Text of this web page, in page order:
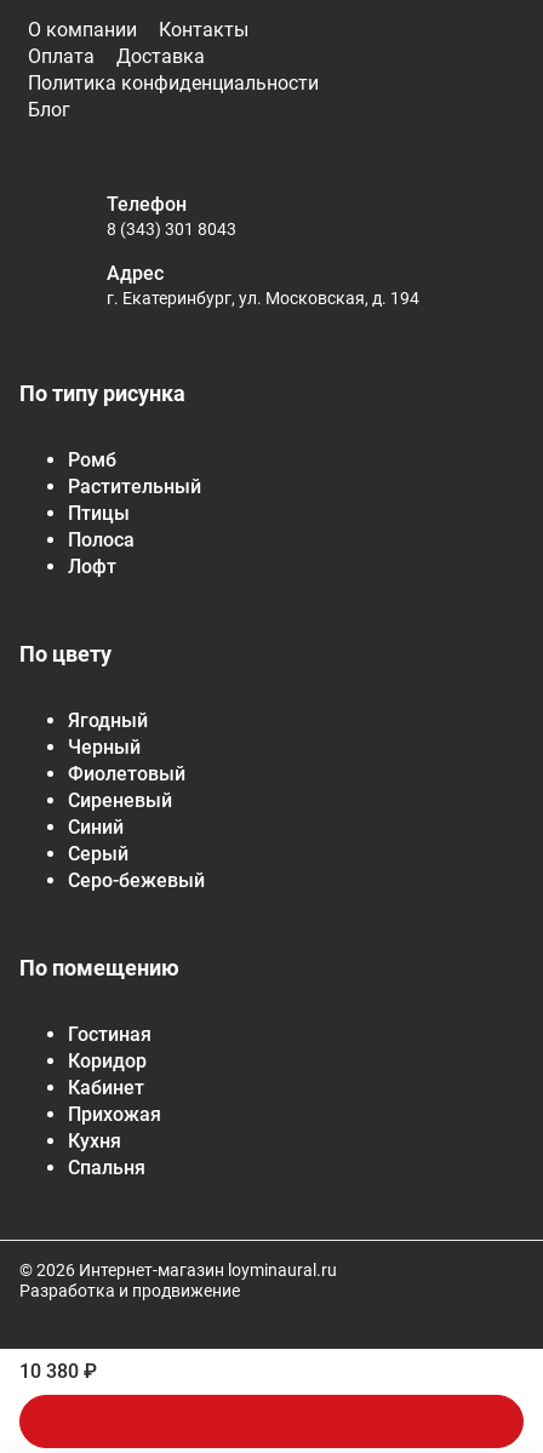
10 380 ₽
О компании
Контакты
Оплата
Доставка
Политика конфиденциальности
Блог
По типу рисунка
Ромб
Растительный
Птицы
Полоса
Лофт
По цвету
Ягодный
Черный
Фиолетовый
Сиреневый
Синий
Серый
Серо-бежевый
По помещению
Гостиная
Коридор
Кабинет
Прихожая
Кухня
Спальня
Телефон
8 (343) 301 8043
Адрес
г. Екатеринбург, ул. Московская, д. 194
© 2026 Интернет-магазин loyminaural.ru
Разработка и продвижение